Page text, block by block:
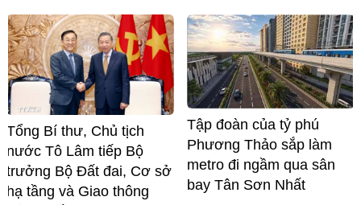
Tổng Bí thư, Chủ tịch
nước Tô Lâm tiếp Bộ
trưởng Bộ Đất đai, Cơ sở
hạ tầng và Giao thông
Tập đoàn của tỷ phú
Phương Thảo sắp làm
metro đi ngầm qua sân
bay Tân Sơn Nhất